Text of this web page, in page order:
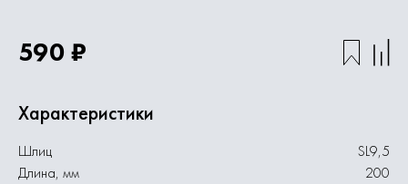
590 ₽
Характеристики
Шлиц
SL9,5
Длина, мм
200